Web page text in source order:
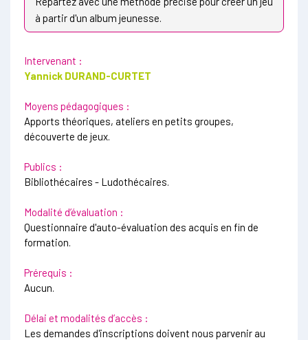
à partir d'un album jeunesse.
Intervenant :
Yannick DURAND-CURTET
Moyens pédagogiques :
Apports théoriques, ateliers en petits groupes,
découverte de jeux.
Publics :
Bibliothécaires - Ludothécaires.
Modalité d’évaluation :
Questionnaire d'auto-évaluation des acquis en fin de
formation.
Prérequis :
Aucun.
Délai et modalités d’accès :
Les demandes d'inscriptions doivent nous parvenir au